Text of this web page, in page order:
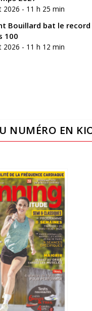
2026 - 11 h 25 min
Bouillard bat le
100
2026 - 11 h 12 min
NUMÉRO EN